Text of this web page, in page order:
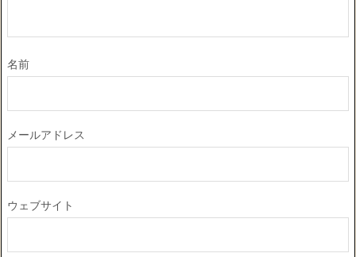
名前
メールアドレス
ウェブサイト